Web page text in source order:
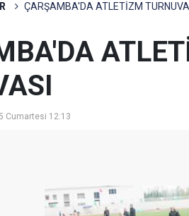
ÇARŞAMBA'DA ATLETİZM
Cumartesi 12:13